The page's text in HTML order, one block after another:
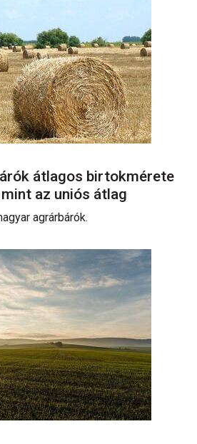
átlagos birtokmérete
az uniós átlag
agrárbárók.